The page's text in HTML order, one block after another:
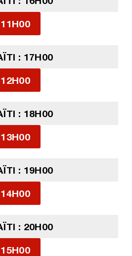
: 17H00
: 18H00
: 19H00
: 20H00